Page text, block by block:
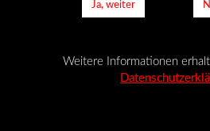
Ja, weiter
Weitere Informationen